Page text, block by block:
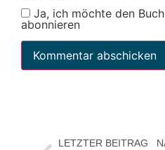
Ja, ich möchte den
abonnieren
LETZTER BEITRAG